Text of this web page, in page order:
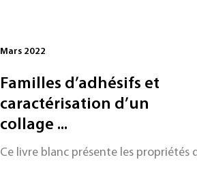
Mars 2022
Familles d’adhésifs et
caractérisation d’un
collage ...
Ce livre blanc présente les propriétés